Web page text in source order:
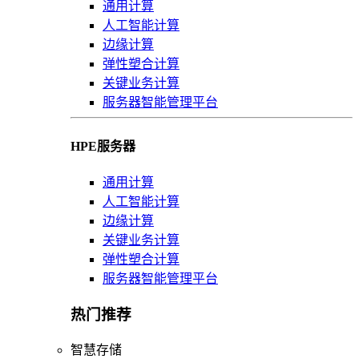
通用计算
人工智能计算
边缘计算
弹性塑合计算
关键业务计算
服务器智能管理平台
HPE服务器
通用计算
人工智能计算
边缘计算
关键业务计算
弹性塑合计算
服务器智能管理平台
热门推荐
智慧存储